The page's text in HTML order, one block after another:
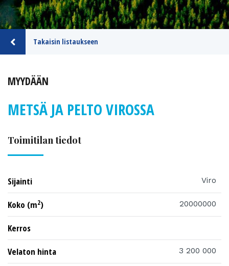
Takaisin listaukseen
MYYDÄÄN
METSÄ JA PELTO VIROSSA
Toimitilan tiedot
Sijainti Viro
Koko (m2) 20000000
Kerros
Velaton hinta
3 200 000